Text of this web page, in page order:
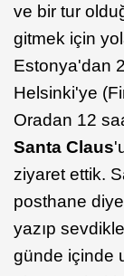
ve bir tur
gitmek için
Estonya'dan
Helsinki'ye
Oradan 12
Santa Claus
ziyaret ettik.
posthane
yazıp
günde içinde